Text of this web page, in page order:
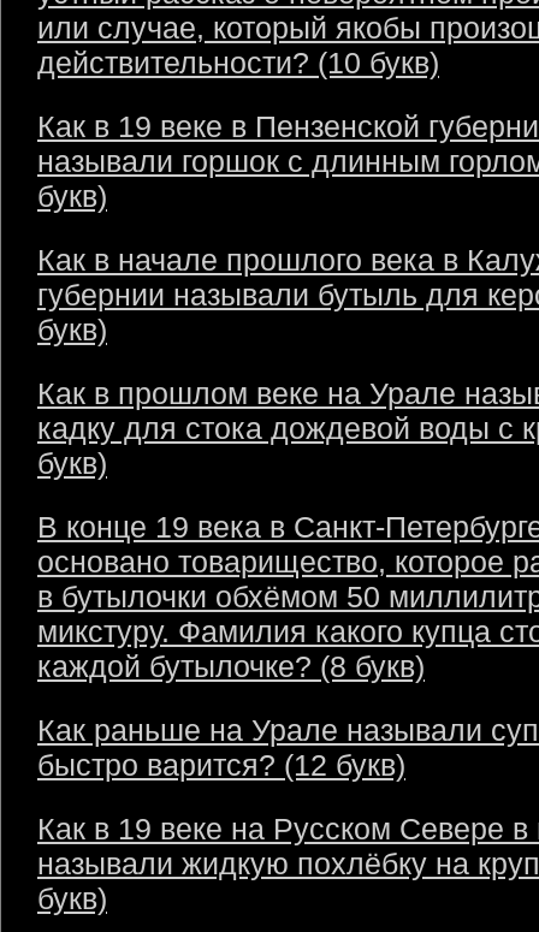
или случае, который якобы
действительности? (10 букв)
Как в 19 веке в Пензенской
называли горшок с длинным
букв)
Как в начале прошлого века в
губернии называли бутыль для
букв)
Как в прошлом веке на Урале
кадку для стока дождевой воды с
букв)
В конце 19 века в Санкт-
основано товарищество, которое
в бутылочки обхёмом 50
микстуру. Фамилия какого купца
каждой бутылочке? (8 букв)
Как раньше на Урале называли
быстро варится? (12 букв)
Как в 19 веке на Русском Севере в
называли жидкую похлёбку на
букв)